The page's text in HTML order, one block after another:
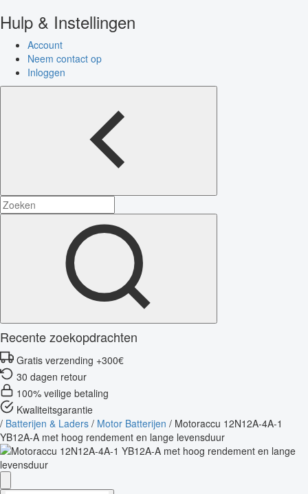
Hulp & Instellingen
Account
Neem contact op
Inloggen
Recente zoekopdrachten
Gratis verzending +300€
30 dagen retour
100% veilige betaling
Kwaliteitsgarantie
/ Batterijen & Laders / Motor Batterijen / Motoraccu 12N12A-4A-1
YB12A-A met hoog rendement en lange levensduur